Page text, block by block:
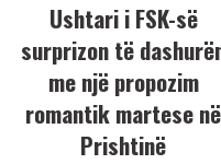
Ushtari i FSK-së
surprizon të
me një propozim
romantik martese në
Prishtinë